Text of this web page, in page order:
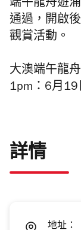
端午龍舟遊
通過，開啟
觀賞活動。
大澳端午龍
1pm：6月19
詳情
地址：